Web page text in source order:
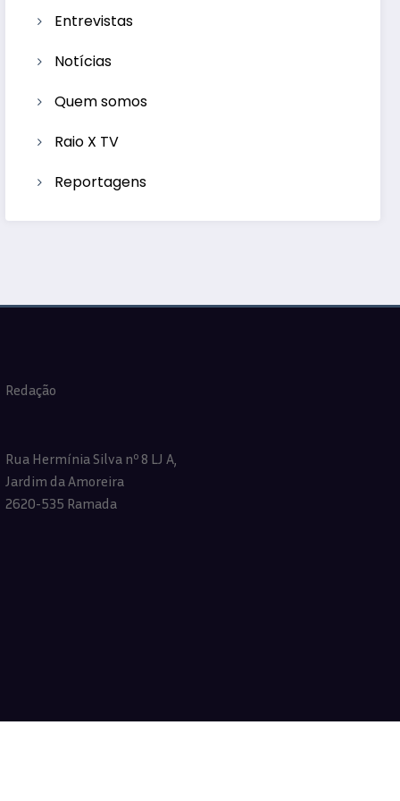
Entrevistas
Notícias
Quem somos
Raio X TV
Reportagens
Redação
Rua Hermínia Silva nº 8 LJ A,
Jardim da Amoreira
2620-535 Ramada